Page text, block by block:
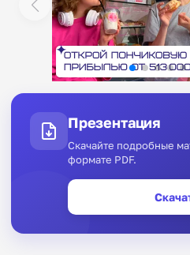
Презентация
Скачайте подробные
формате PDF.